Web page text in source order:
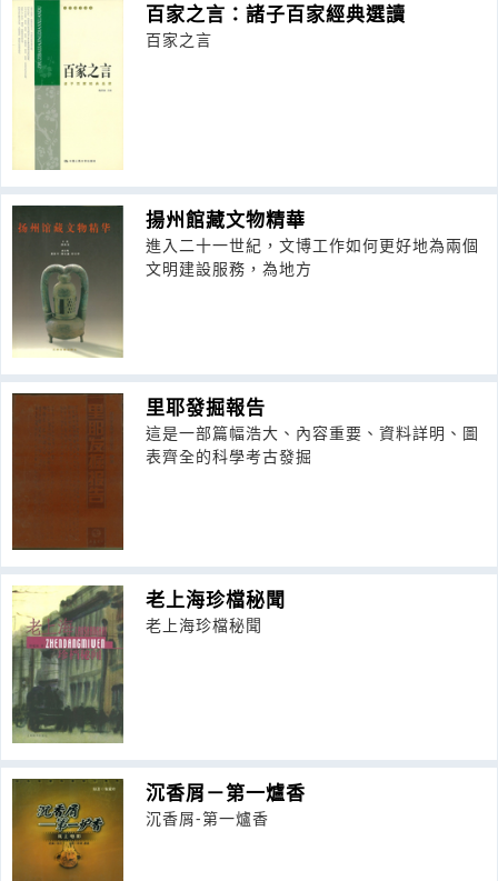
百家之言：諸子百家經典選讀
百家之言
揚州館藏文物精華
進入二十一世紀，文博工作如何更好地為兩個
文明建設服務，為地方
里耶發掘報告
這是一部篇幅浩大、內容重要、資料詳明、圖
表齊全的科學考古發掘
老上海珍檔秘聞
老上海珍檔秘聞
沉香屑－第一爐香
沉香屑-第一爐香